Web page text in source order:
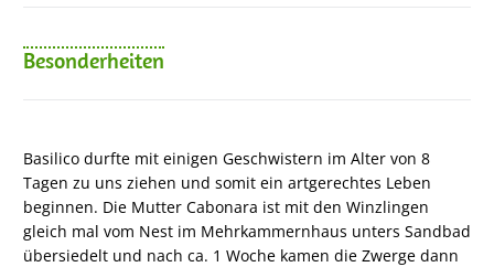
Besonderheiten
Basilico durfte mit einigen Geschwistern im Alter von 8
Tagen zu uns ziehen und somit ein artgerechtes Leben
beginnen. Die Mutter Cabonara ist mit den Winzlingen
gleich mal vom Nest im Mehrkammernhaus unters Sandbad
übersiedelt und nach ca. 1 Woche kamen die Zwerge dann